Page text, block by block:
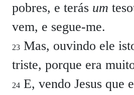
pobres, e terás um
vem, e segue-me.
23 Mas, ouvindo ele
triste, porque era
24 E, vendo Jesus que